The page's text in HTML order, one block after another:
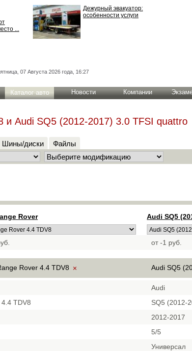
...
Дежурный эвакуатор:
особенности услуги
07 Августа 2026 года, 16:27
Каталог авто Новости Компании
и Audi SQ5 (2012-2017) 3.0 TFSI quattro
Шины/диски Файлы
Rover Audi SQ5
от -1 руб.
Rover 4.4 TDV8 × Audi SQ5
Audi
TDV8
SQ5 (2012-
2012-2017
5/5
Универсал